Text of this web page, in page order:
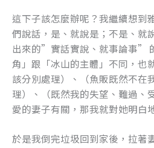
這下子該怎麼辦呢？我繼續想到
們說話，是、就說是；不是、就
出來的”實話實說、就事論事”
角」跟「冰山的主體」不同，也
該分別處理）、（魚販既然不在
理）、（既然我的失望、難過
愛的妻子有關，那我就對她明
於是我倒完垃圾回到家後，拉著